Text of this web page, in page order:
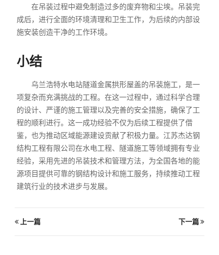
在吊装过程中避免制造过多的废弃物和尘埃。吊装完
成后，进行全面的环境清理和卫生工作，为后续的内部设
施安装创造干净的工作环境。
小结
乌兰浩特水电站隧道金属拱形屋盖的吊装施工，是一
项复杂而充满挑战的工程。在这一过程中，通过科学合理
的设计、严谨的施工管理以及完善的安全措施，确保了工
程的顺利进行。这一成功经验不仅为后续工程提供了借
鉴，也为推动区域能源建设贡献了积极力量。江苏杰达钢
结构工程有限公司在水电工程、隧道施工等领域拥有专业
经验，采用先进的吊装技术和管理方法，为全国各地的能
源项目提供可靠的钢结构设计和施工服务，持续推动工程
建筑行业的技术进步与发展。
上一篇 下一篇